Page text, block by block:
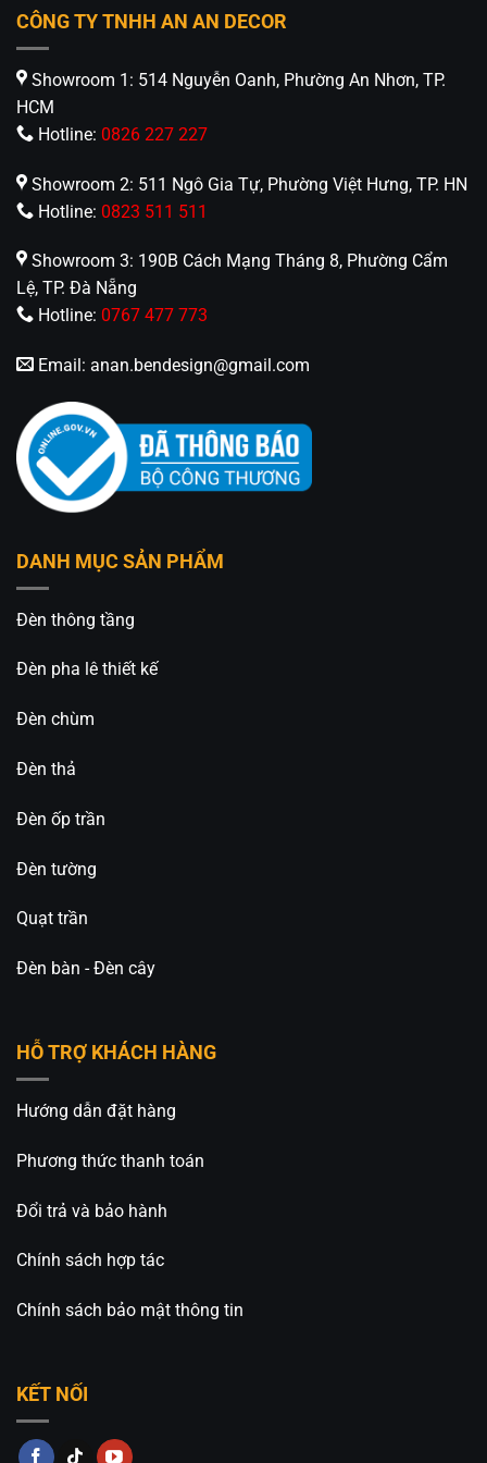
hoặc kết nối nhà thông minh
Thiết kế trẻ trung – phù hợp xu hướng nội thất
Điều khiển tiện lợi – dễ sử dụng mọi lúc
Tiết kiệm điện năng – bảo hành rõ ràng
Mua Quạt Trần Đèn MF5-27 Ở Đâu Uy Tín, Giá
Tốt?
chính hãng, nhiều mẫu mã, màu sắc – hỗ trợ lắp
Liên hệ ngay để đặt hàng, ưu tiên khách hàng gọi
điện trực tiếp cho An An Decor
Đèn Trang Trí An An Decor
và giá thành tốt nhất trên thị trường.
Hồ Chí Minh
Nội
Hotline: 0826.227.227 – 0813.160.160 (Zalo)
3.168.000₫.
CÔNG TY TNHH AN AN DECOR
Showroom 1: 514 Nguyễn Oanh, Phường An Nhơn, TP.
HCM
Hotline: 0826 227 227
Showroom 2: 511 Ngô Gia Tự, Phường Việt Hưng, TP. HN
Hotline: 0823 511 511
Showroom 3: 190B Cách Mạng Tháng 8, Phường Cẩm
Lệ, TP. Đà Nẵng
Hotline: 0767 477 773
Email: anan.bendesign@gmail.com
DANH MỤC SẢN PHẨM
Đèn thông tầng
Đèn pha lê thiết kế
Đèn chùm
Đèn thả
Đèn ốp trần
Đèn tường
Quạt trần
Đèn bàn - Đèn cây
HỖ TRỢ KHÁCH HÀNG
Hướng dẫn đặt hàng
Phương thức thanh toán
Đổi trả và bảo hành
Chính sách hợp tác
Chính sách bảo mật thông tin
KẾT NỐI